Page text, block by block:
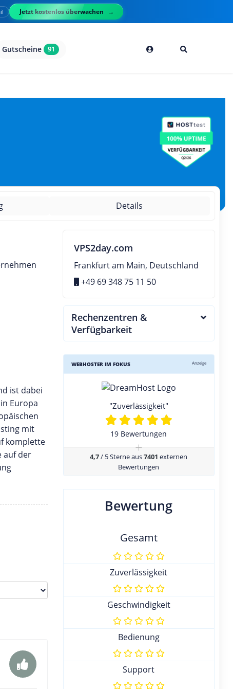
Jetzt kostenlos überwachen
Gutscheine 91
Details
ist dabei
Europa
mit
komplette
auf der
VPS2day.com
Frankfurt am Main, Deutschland
+49 69 348 75 11 50
Rechenzentren &
Verfügbarkeit
WEBHOSTER IM FOKUS Anzeige
"Zuverlässigkeit"
19 Bewertungen
+
4,7/ 5 Sterne aus7401externen
Bewertungen
Bewertung
Gesamt
Zuverlässigkeit
Geschwindigkeit
Bedienung
Support